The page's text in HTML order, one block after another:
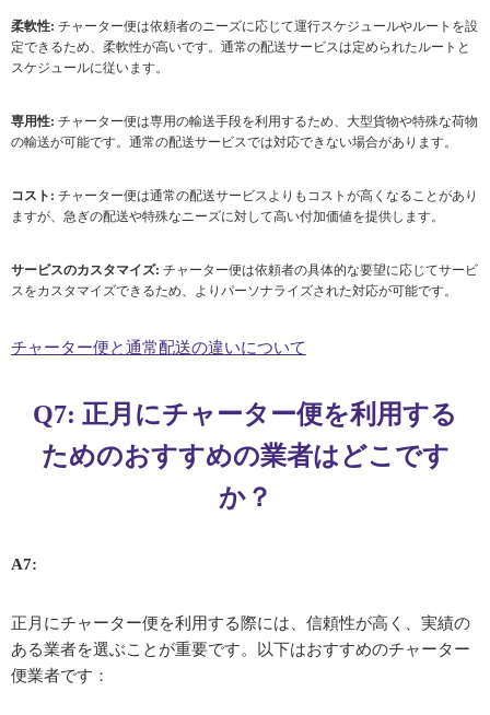
柔軟性: チャーター便は依頼者のニーズに応じて運行スケジュールやルートを設
定できるため、柔軟性が高いです。通常の配送サービスは定められたルートと
スケジュールに従います。
専用性: チャーター便は専用の輸送手段を利用するため、大型貨物や特殊な荷物
の輸送が可能です。通常の配送サービスでは対応できない場合があります。
コスト: チャーター便は通常の配送サービスよりもコストが高くなることがあり
ますが、急ぎの配送や特殊なニーズに対して高い付加価値を提供します。
サービスのカスタマイズ: チャーター便は依頼者の具体的な要望に応じてサービ
スをカスタマイズできるため、よりパーソナライズされた対応が可能です。
チャーター便と通常配送の違いについて
Q7: 正月にチャーター便を利用する
ためのおすすめの業者はどこです
か？
A7:
正月にチャーター便を利用する際には、信頼性が高く、実績の
ある業者を選ぶことが重要です。以下はおすすめのチャーター
便業者です：